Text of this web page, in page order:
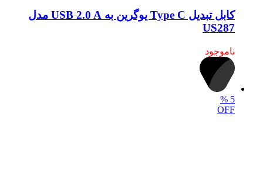
کابل تبدیل Type C یوگرین به USB 2.0 A مدل
US287
ناموجود
5
%
OFF